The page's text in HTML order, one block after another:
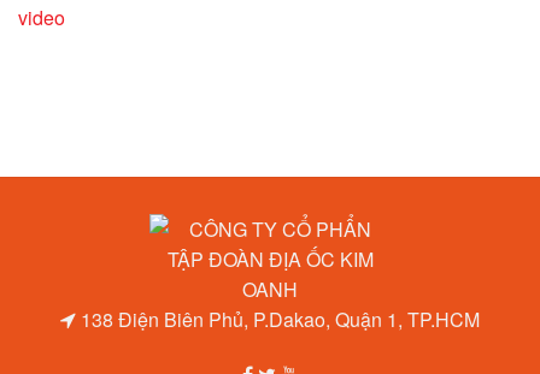
video
138 Điện Biên Phủ, P.Dakao, Quận 1, TP.HCM